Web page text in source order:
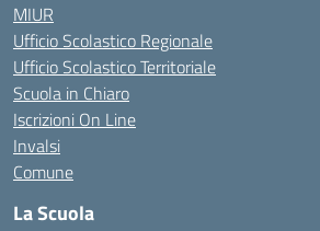
MIUR
Ufficio Scolastico Regionale
Ufficio Scolastico Territoriale
Scuola in Chiaro
Iscrizioni On Line
Invalsi
Comune
La Scuola